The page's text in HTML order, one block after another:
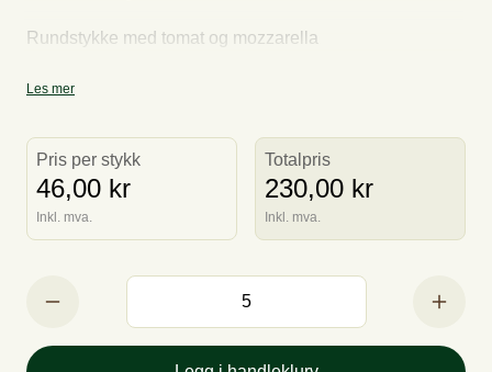
Rundstykke med tomat og mozzarella
Les mer
Pris per stykk
46,00 kr
Inkl. mva.
Totalpris
230,00 kr
Inkl. mva.